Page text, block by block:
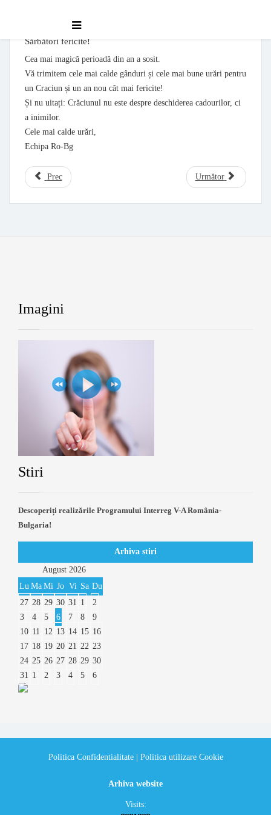
Sărbători fericite!
Cea mai magică perioadă din an a sosit.
Vă trimitem cele mai calde gânduri și cele mai bune urări pentru
un Craciun și un an nou cât mai fericite!
Și nu uitați: Crăciunul nu este despre deschiderea cadourilor, ci
a inimilor.
Cele mai calde urări,
Echipa Ro-Bg
Prec Următor
Imagini
Stiri
Descoperiți realizările Programului Interreg V-A România-
Bulgaria!
Arhiva stiri
August 2026
Lu Ma Mi Jo Vi Sa Du
27 28 29 30 31 1
2
3
4 5 6 7 8
9
10 11 12 13 14 15 16
17 18 19 20 21 22 23
24 25 26 27 28 29 30
31 1 2 3 4 5 6
Politica Confidentialitate| Politica utilizare Cookie
Arhiva website
Visits: